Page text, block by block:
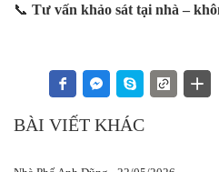
📞 Tư vấn khảo sát tại nhà –
BÀI VIẾT KHÁC